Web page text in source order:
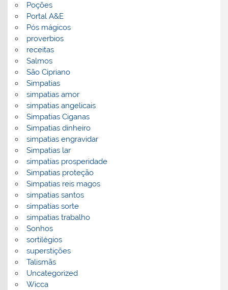
Poções
Portal A&E
Pós mágicos
proverbios
receitas
Salmos
São Cipriano
Simpatias
simpatias amor
simpatias angelicais
Simpatias Ciganas
Simpatias dinheiro
simpatias engravidar
Simpatias lar
simpatias prosperidade
Simpatias proteção
Simpatias reis magos
simpatias santos
simpatias sorte
simpatias trabalho
Sonhos
sortilégios
superstições
Talismãs
Uncategorized
Wicca